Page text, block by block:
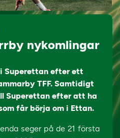
nykomlingar
Superettan efter ett
TFF. Samtidigt
Superettan efter att ha
får börja om i Ettan.
seger på de 21 första